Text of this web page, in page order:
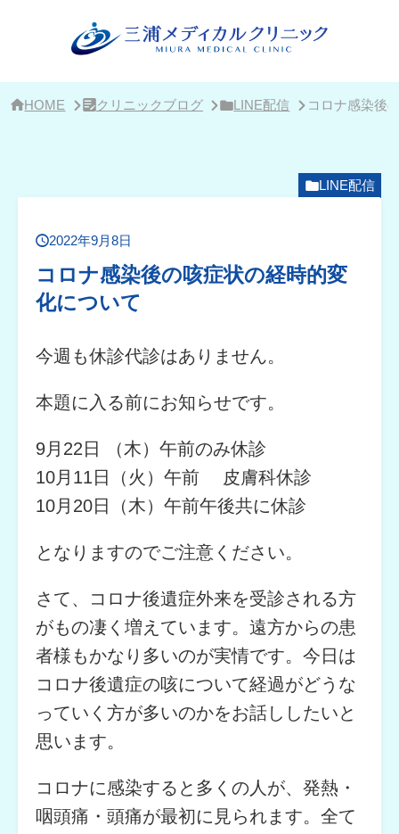
HOME クリニックブログ LINE配信 コロナ感染後
LINE配信
2022年9月8日
コロナ感染後の咳症状の経時的変
化について
今週も休診代診はありません。
本題に入る前にお知らせです。
9月22日 （木）午前のみ休診
10月11日（火）午前 皮膚科休診
10月20日（木）午前午後共に休診
となりますのでご注意ください。
さて、コロナ後遺症外来を受診される方
がもの凄く増えています。遠方からの患
者様もかなり多いのが実情です。今日は
コロナ後遺症の咳について経過がどうな
っていく方が多いのかをお話ししたいと
思います。
コロナに感染すると多くの人が、発熱・
咽頭痛・頭痛が最初に見られます。全て